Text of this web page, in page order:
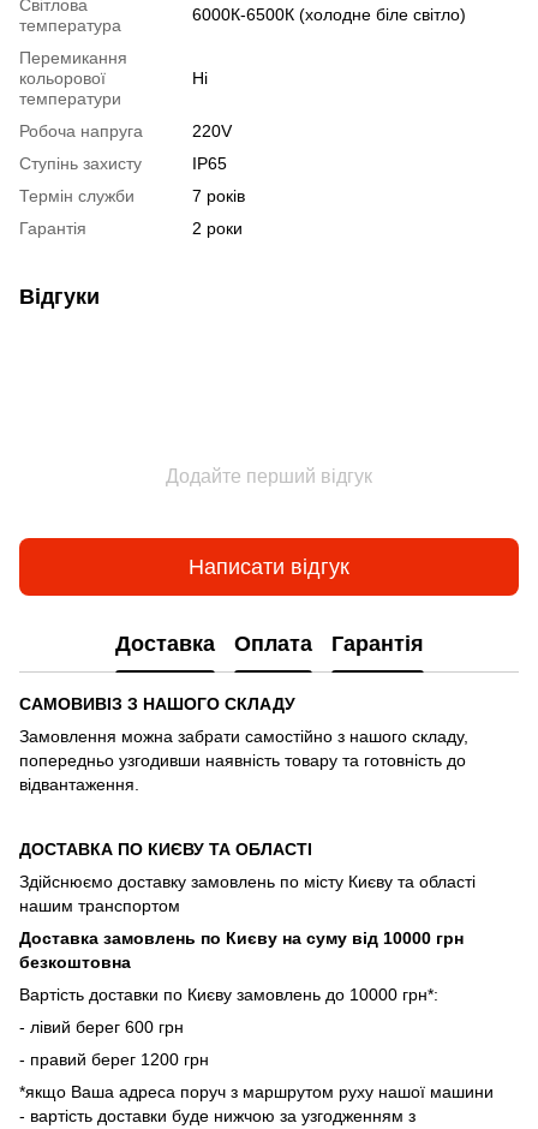
Світлова
температура
6000К-6500К (холодне біле світло)
Перемикання
кольорової
температури
Ні
Робоча напруга
220V
Ступінь захисту
IP65
Термін служби
7 років
Гарантія
2 роки
Відгуки
Додайте перший відгук
Написати відгук
Доставка Оплата Гарантія
САМОВИВІЗ З НАШОГО СКЛАДУ
Замовлення можна забрати самостійно з нашого складу,
попередньо узгодивши наявність товару та готовність до
відвантаження.
ДОСТАВКА ПО КИЄВУ ТА ОБЛАСТІ
Здійснюємо доставку замовлень по місту Києву та області
нашим транспортом
Доставка замовлень по Києву на суму від 10000 грн
безкоштовна
Вартість доставки по Києву замовлень до 10000 грн*:
- лівий берег 600 грн
- правий берег 1200 грн
*якщо Ваша адреса поруч з маршрутом руху нашої машини
- вартість доставки буде нижчою за узгодженням з